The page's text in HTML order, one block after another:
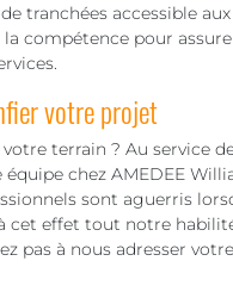
tranchées accessible
compétence pour
votre projet
terrain ? Au service
chez AMEDEE
sont aguerris
cet effet tout notre
pas à nous adresser